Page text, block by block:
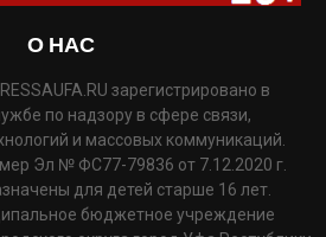
О НАС
зарегистрировано в
по надзору в сфере связи,
и массовых коммуникаций.
Эл № ФС77-79836 от 7.12.2020 г.
для детей старше 16 лет.
бюджетное учреждение